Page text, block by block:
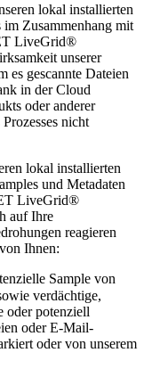
lokal installierten
Zusammenhang mit
LiveGrid®
unserer
es gescannte Dateien
in der Cloud
oder anderer
nicht
lokal installierten
und Metadaten
LiveGrid®
auf Ihre
reagieren
Ihnen:
Sample von
verdächtige,
oder potenziell
oder E-Mail-
oder von unserem